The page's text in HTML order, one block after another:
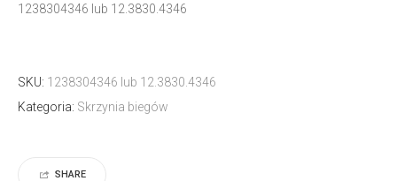
1238304346 lub 12.3830.4346
SKU: 1238304346 lub 12.3830.4346
Kategoria: Skrzynia biegów
SHARE